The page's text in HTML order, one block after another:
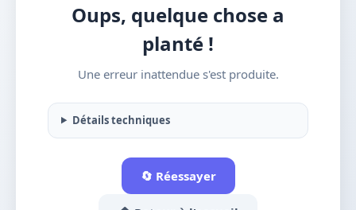
Oups, quelque chose a
planté !
Une erreur inattendue s'est produite.
Détails techniques
🔄 Réessayer